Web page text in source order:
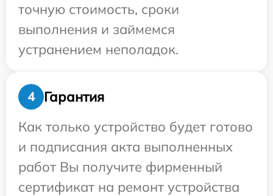
точную стоимость, сроки
выполнения и займемся
устранением неполадок.
4
Гарантия
Как только устройство будет готово
и подписания акта выполненных
работ Вы получите фирменный
сертификат на ремонт устройства